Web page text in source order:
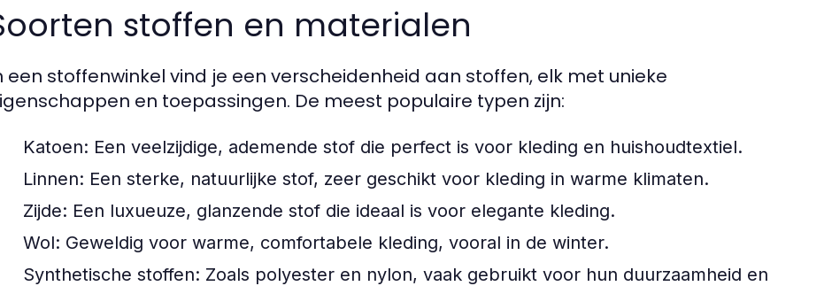
stoffen en materialen
een stoffenwinkel vind je een verscheidenheid aan stoffen, elk met unieke
en toepassingen. De meest populaire typen zijn:
Katoen: Een veelzijdige, ademende stof die perfect is voor kleding en huishoudtextiel.
Linnen: Een sterke, natuurlijke stof, zeer geschikt voor kleding in warme klimaten.
Zijde: Een luxueuze, glanzende stof die ideaal is voor elegante kleding.
Wol: Geweldig voor warme, comfortabele kleding, vooral in de winter.
Synthetische stoffen: Zoals polyester en nylon, vaak gebruikt voor hun duurzaamheid en